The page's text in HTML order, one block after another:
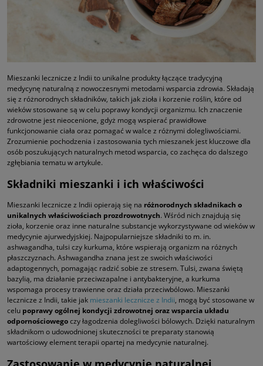
Mieszanki lecznicze z Indii to unikalne produkty łączące tradycyjną
medycynę naturalną z nowoczesnymi metodami wsparcia zdrowia. Składają
się z różnorodnych składników, takich jak zioła i korzenie roślin, które od
wieków stosowane są w celu poprawy kondycji organizmu. Ich znaczenie
zdrowotne jest nieocenione, gdyż mogą wspierać prawidłowe
funkcjonowanie ciała oraz pomagać w walce z różnymi dolegliwościami.
Zrozumienie pochodzenia i zastosowania tych mieszanek jest kluczowe dla
osób poszukujących naturalnych metod wsparcia, co zachęca do dalszego
zgłębiania tematu w artykule.
Składniki mieszanki i ich właściwości
Mieszanki lecznicze z Indii opierają się na różnorodnych składnikach o
unikalnych właściwościach prozdrowotnych. Wśród nich znajdują się
zioła, korzenie oraz inne naturalne substancje wykorzystywane od wieków w
medycynie ajurwedyjskiej. Najpopularniejsze składniki to m. in.
ashwagandha, tulsi czy kurkuma, które wspierają organizm na różnych
płaszczyznach. Ashwagandha znana jest ze swoich właściwości
adaptogennych, pomagając radzić sobie ze stresem. Tulsi, zwana świętą
bazylią, ma działanie przeciwzapalne i antybakteryjne, a kurkuma
wspomaga procesy trawienne oraz działa przeciwbólowo. Mieszanki
lecznicze z Indii, takie jak mieszanki lecznicze z Indii, mogą być stosowane w
celu poprawy ogólnej kondycji zdrowotnej oraz wsparcia układu
odpornościowegoczy łagodzenia dolegliwości bólowych. Dzięki naturalnym
składnikom o udowodnionej skuteczności te preparaty stanowią
wartościowy element terapii opartej na medycynie naturalnej.